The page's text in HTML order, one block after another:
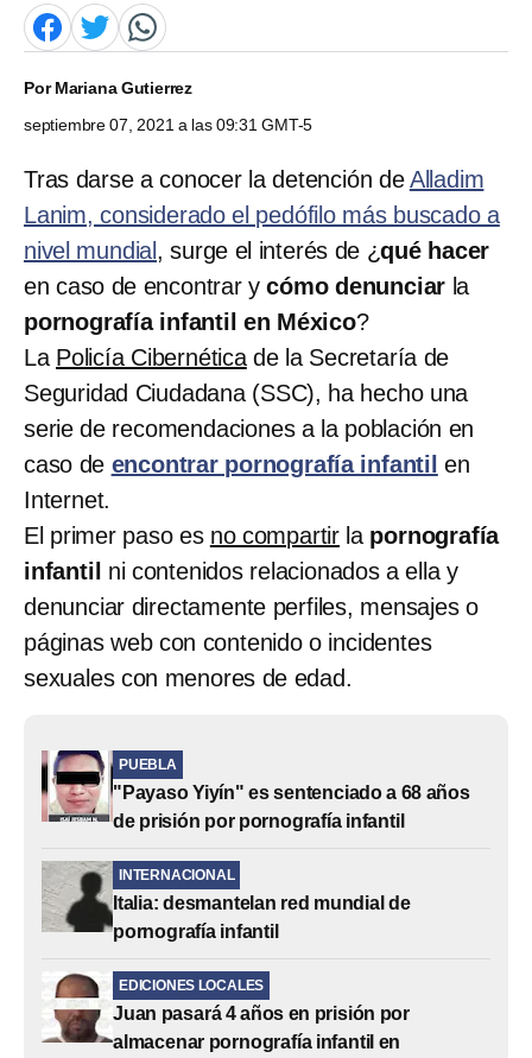
PorMariana Gutierrez
septiembre 07, 2021 a las 09:31 GMT-5
Tras darse a conocer la detención deAlladim
Lanim, considerado el pedófilo más buscado a
nivel mundial , surge el interés de ¿qué hacer
en caso de encontrar y cómo denunciar la
pornografía infantil en México?
La Policía Cibernéticade la Secretaría de
Seguridad Ciudadana (SSC), ha hecho una
serie de recomendaciones a la población en
caso de encontrar pornografía infantil en
Internet.
El primer paso es no compartir la pornografía
infantil ni contenidos relacionados a ella y
denunciar directamente perfiles, mensajes o
páginas web con contenido o incidentes
sexuales con menores de edad.
PUEBLA
"Payaso Yiyín" es sentenciado a 68 años
de prisión por pornografía infantil
INTERNACIONAL
Italia: desmantelan red mundial de
pornografía infantil
EDICIONES LOCALES
Juan pasará 4 años en prisión por
almacenar pornografía infantil en